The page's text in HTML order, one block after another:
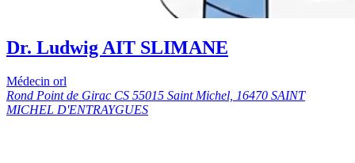
Dr. Ludwig AIT SLIMANE
Médecin orl
Rond Point de Girac CS 55015 Saint Michel, 16470 SAINT
MICHEL D'ENTRAYGUES